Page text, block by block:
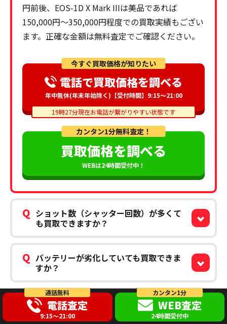
通話無料
電話査定
9:15～21:00
カンタン1分
WEB査定
24時間受付中
円前後、EOS-1D X Mark IIIは美品であれば
150,000円〜350,000円程度での買取実績もござい
ます。正確な金額は無料査定でご確認ください。
カンタン1分無料査定！
買取価格を調べる
WEBは24時間受付中！
今すぐ買取価格が知りたい
電話で買取価格を調べる
年中無休(年末年始除く)【受付時間】9:15～21:00
19時27分現在お電話が繋がりやすい状態です
Q ショット数（シャッター回数）が多くて
も買取できますか？
Q バッテリーが劣化していても買取できま
すか？
Q 古いカメラでも買取できますか？